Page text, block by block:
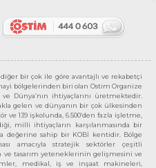
diğer bir çok ile göre avantajlı ve rekabetçi
bölgelerinden biri olan Ostim Organize
Dünya’nın ihtiyaçlarını üretmektedir.
gelen ve dünyanın bir çok ülkesinden
ve 139 işkolunda, 6.500’den fazla işletme,
milli ihtiyaçların karşılanmasında bir
değerine sahip bir KOBİ kentidir. Bölge
amacıyla stratejik sektörler çeşitli
tasarım yeteneklerinin gelişmesini ve
medikal, iş ve inşaat makineleri,